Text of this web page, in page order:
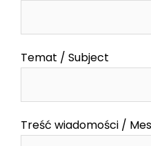
Temat / Subject
Treść wiadomości /